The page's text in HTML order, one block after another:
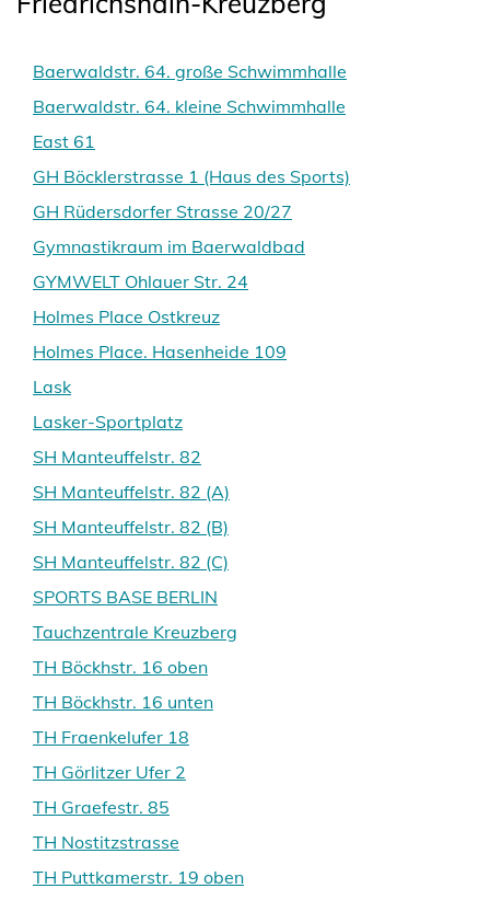
Baerwaldstr. 64. große Schwimmhalle
Baerwaldstr. 64. kleine Schwimmhalle
East 61
GH Böcklerstrasse 1 (Haus des Sports)
GH Rüdersdorfer Strasse 20/27
Gymnastikraum im Baerwaldbad
GYMWELT Ohlauer Str. 24
Holmes Place Ostkreuz
Holmes Place. Hasenheide 109
Lask
Lasker-Sportplatz
SH Manteuffelstr. 82
SH Manteuffelstr. 82 (A)
SH Manteuffelstr. 82 (B)
SH Manteuffelstr. 82 (C)
SPORTS BASE BERLIN
Tauchzentrale Kreuzberg
TH Böckhstr. 16 oben
TH Böckhstr. 16 unten
TH Fraenkelufer 18
TH Görlitzer Ufer 2
TH Graefestr. 85
TH Nostitzstrasse
TH Puttkamerstr. 19 oben